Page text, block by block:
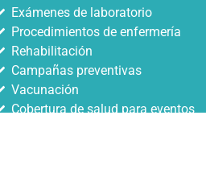
Exámenes de laboratorio
Procedimientos de enfermería
Rehabilitación
Campañas preventivas
Vacunación
Cobertura de salud para eventos